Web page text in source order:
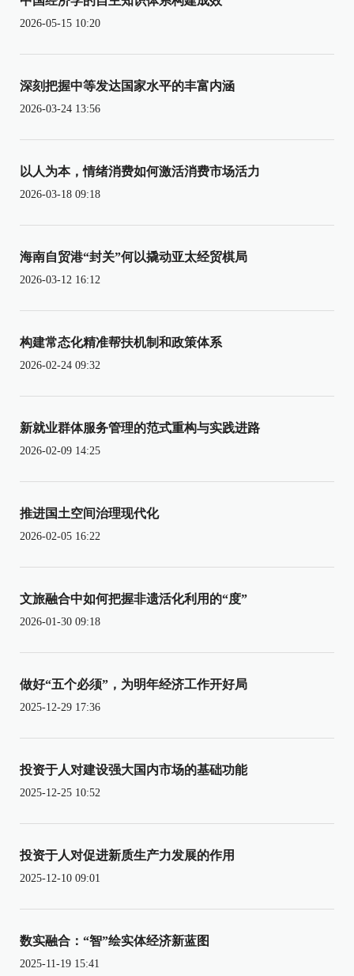
2026-05-15 10:20
深刻把握中等发达国家水平的丰富内涵
2026-03-24 13:56
以人为本，情绪消费如何激活消费市场活力
2026-03-18 09:18
海南自贸港“封关”何以撬动亚太经贸棋局
2026-03-12 16:12
构建常态化精准帮扶机制和政策体系
2026-02-24 09:32
新就业群体服务管理的范式重构与实践进路
2026-02-09 14:25
推进国土空间治理现代化
2026-02-05 16:22
文旅融合中如何把握非遗活化利用的“度”
2026-01-30 09:18
做好“五个必须”，为明年经济工作开好局
2025-12-29 17:36
投资于人对建设强大国内市场的基础功能
2025-12-25 10:52
投资于人对促进新质生产力发展的作用
2025-12-10 09:01
数实融合：“智”绘实体经济新蓝图
2025-11-19 15:41